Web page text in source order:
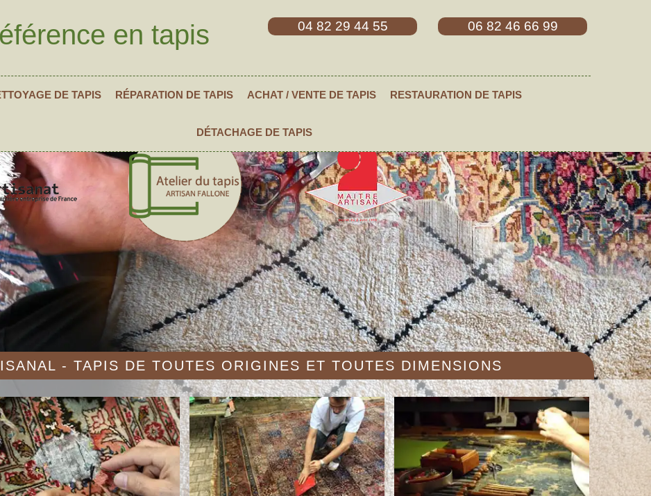
en tapis 04 82 29 44 55 06 82 46 66 99
DE TAPIS RÉPARATION DE TAPIS ACHAT / VENTE DE TAPIS RESTAURATION DE TAPIS
DÉTACHAGE DE TAPIS
- TAPIS DE TOUTES ORIGINES ET TOUTES DIMENSIONS